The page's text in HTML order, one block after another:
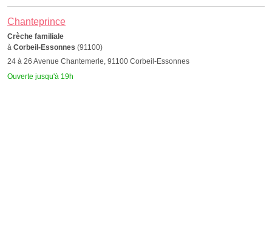
Chanteprince
Crèche familiale
à Corbeil-Essonnes (91100)
24 à 26 Avenue Chantemerle, 91100 Corbeil-Essonnes
Ouverte jusqu'à 19h